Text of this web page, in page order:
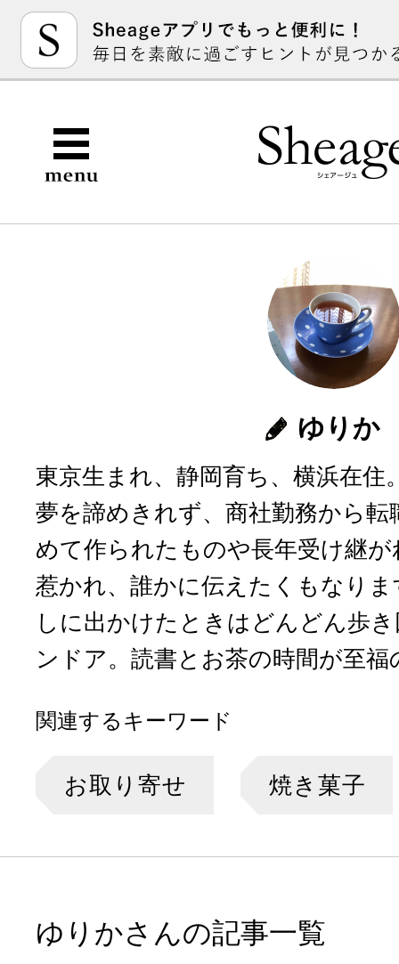
ゆりか
東京生まれ、静岡育ち、横浜在住
夢を諦めきれず、商社勤務から
めて作られたものや長年受け継
惹かれ、誰かに伝えたくもなり
しに出かけたときはどんどん歩
ンドア。読書とお茶の時間が至
関連するキーワード
お取り寄せ 焼き菓子
ゆりかさんの記事一覧